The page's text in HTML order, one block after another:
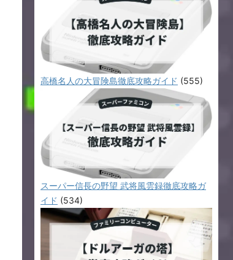
高橋名人の大冒険島徹底攻略ガイド (555)
スーパー信長の野望 武将風雲録徹底攻略ガ
イド (534)